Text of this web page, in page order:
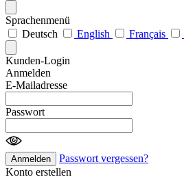
Sprachenmenü
Deutsch
English Français
Kunden-Login
Anmelden
E-Mailadresse
Passwort
Anmelden
Passwort vergessen?
Konto erstellen